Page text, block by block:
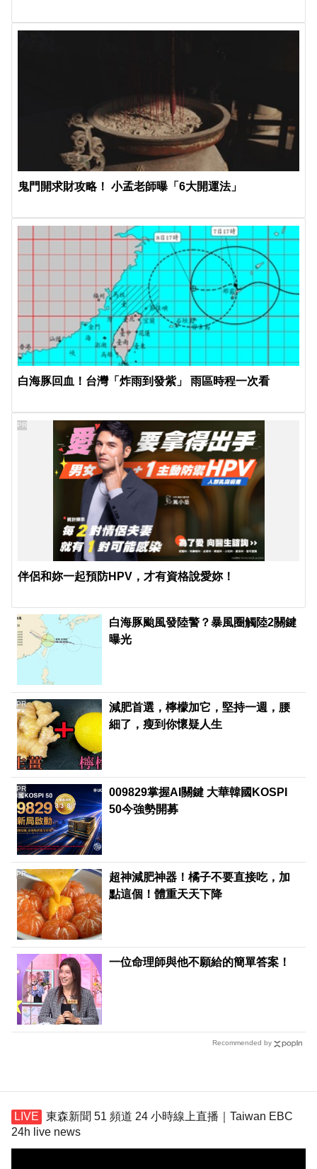
鬼門開求財攻略！ 小孟老師曝「6大開運法」
白海豚回血！台灣「炸雨到發紫」 雨區時程一次看
伴侶和妳一起預防HPV，才有資格說愛妳！
PR
白海豚颱風發陸警？暴風圈觸陸2關鍵
曝光
減肥首選，檸檬加它，堅持一週，腰
細了，瘦到你懷疑人生
PR
009829掌握AI關鍵 大華韓國KOSPI
50今強勢開募
PR
超神減肥神器！橘子不要直接吃，加
點這個！體重天天下降
PR
一位命理師與他不願給的簡單答案！
Recommended by
東森新聞 51 頻道 24 小時線上直播｜Taiwan EBC
24h live news